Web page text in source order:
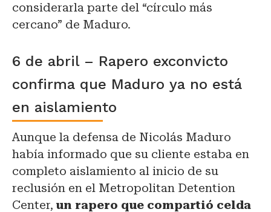
considerarla parte del “círculo más
cercano” de Maduro.
6 de abril – Rapero exconvicto
confirma que Maduro ya no está
en aislamiento
Aunque la defensa de Nicolás Maduro
había informado que su cliente estaba en
completo aislamiento al inicio de su
reclusión en el Metropolitan Detention
Center, un rapero que compartió celda